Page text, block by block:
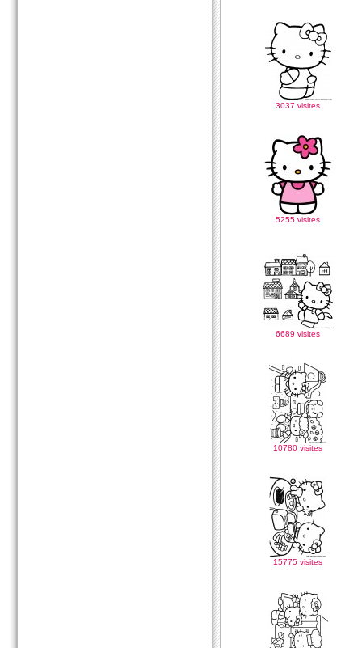
3037 visites
5255 visites
6689 visites
10780 visites
15775 visites